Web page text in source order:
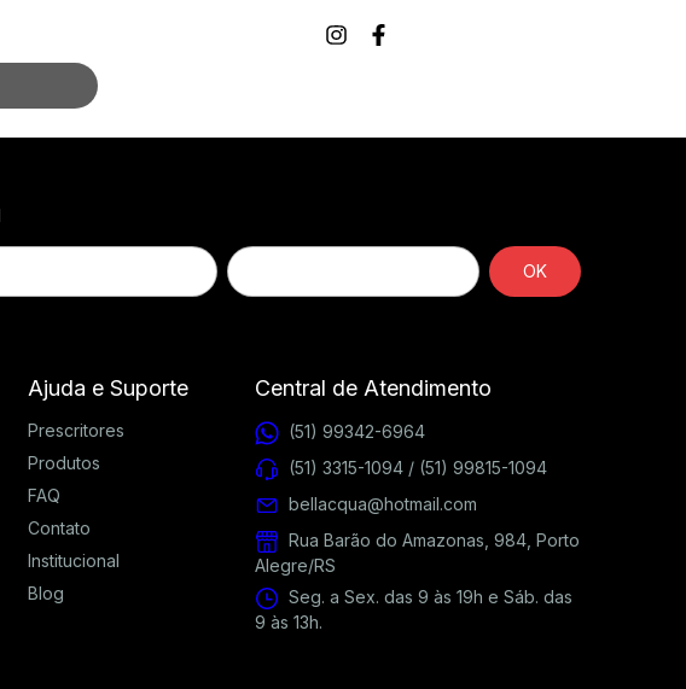
Ajuda e Suporte
Prescritores
Produtos
FAQ
Contato
Institucional
Blog
Central de Atendimento
(51) 99342-6964
(51) 3315-1094 / (51) 99815-1094
bellacqua@hotmail.com
Rua Barão do Amazonas, 984, Porto
Alegre/RS
Seg. a Sex. das 9 às 19h e Sáb. das
9 às 13h.